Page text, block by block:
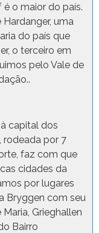
é o maior do país.
uma
do país que
o terceiro em
pelo Vale de
capital dos
rodeada por 7
faz com que
cidades da
por lugares
Bryggen com seu
Grieghallen
Bairro